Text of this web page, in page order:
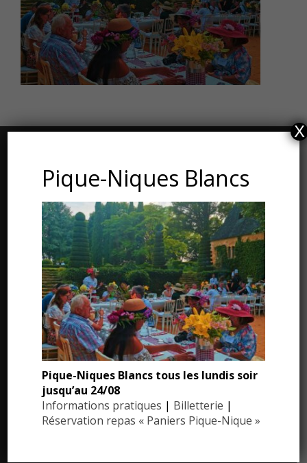
24590 Salignac-Eyvigues
Dordogne – Périgord
Téléphone : 05.53.28.99.71
Email : contact@eyrignac.com
ESPACE PRESSE
Dossier de presse
Communiqués de presse
Photothèque
Pique-Niques Blancs
Pique-Niques Blancs tous les lundis soir
jusqu’au 24/08
Informations pratiques | Billetterie |
Réservation repas « Paniers Pique-Nique »
X